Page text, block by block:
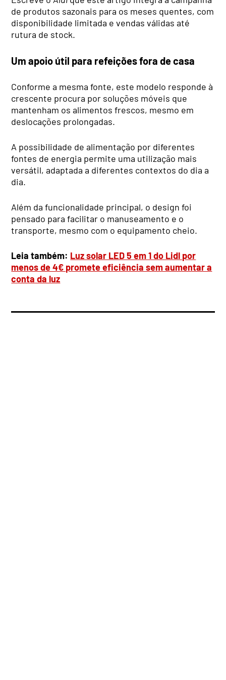
de produtos sazonais para os meses quentes, com
disponibilidade limitada e vendas válidas até
rutura de stock.
Um apoio útil para refeições fora de casa
Conforme a mesma fonte, este modelo responde à
crescente procura por soluções móveis que
mantenham os alimentos frescos, mesmo em
deslocações prolongadas.
A possibilidade de alimentação por diferentes
fontes de energia permite uma utilização mais
versátil, adaptada a diferentes contextos do dia a
dia.
Além da funcionalidade principal, o design foi
pensado para facilitar o manuseamento e o
transporte, mesmo com o equipamento cheio.
Leia também: Luz solar LED 5 em 1 do Lidl por
menos de 4€ promete eficiência sem aumentar a
conta da luz